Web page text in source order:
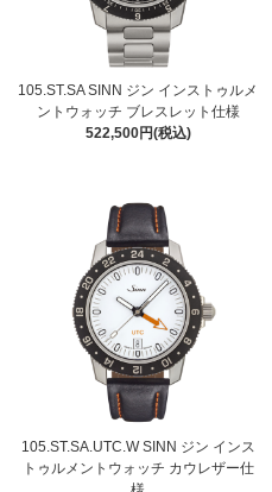
105.ST.SA SINN ジン インストゥルメ
ントウォッチ ブレスレット仕様
522,500円(税込)
105.ST.SA.UTC.W SINN ジン インス
トゥルメントウォッチ カウレザー仕